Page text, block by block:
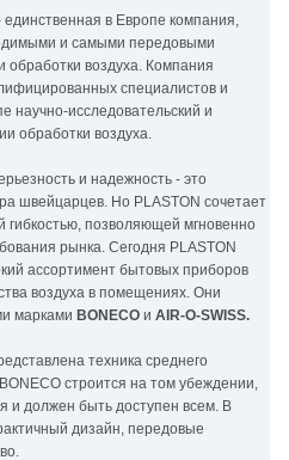
в Европе компания,
и самыми передовыми
обработки воздуха. Компания
специалистов и
научно-исследовательский и
обработки воздуха.
и надежность - это
швейцарцев. Но PLASTON сочетает
гибкостью, позволяющей мгновенно
рынка. Сегодня PLASTON
ассортимент бытовых приборов
воздуха в помещениях. Они
марками BONECO и AIR-O-SWISS.
техника среднего
строится на том убеждении,
и должен быть доступен всем. В
дизайн, передовые